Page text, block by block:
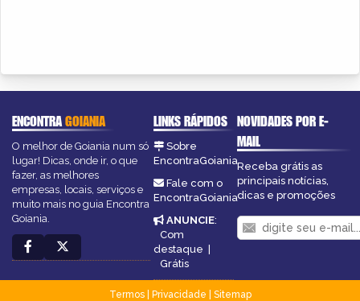
ENCONTRAGOIANIA
O melhor de Goiania num só
lugar! Dicas, onde ir, o que
fazer, as melhores
empresas, locais, serviços e
muito mais no guia Encontra
Goiania.
LINKS RÁPIDOS
Sobre
EncontraGoiania
Fale com o
EncontraGoiania
ANUNCIE:
Com
destaque |
Grátis
NOVIDADES POR E-
MAIL
Receba grátis as
principais notícias,
dicas e promoções
Termos| Privacidade
Sitemap